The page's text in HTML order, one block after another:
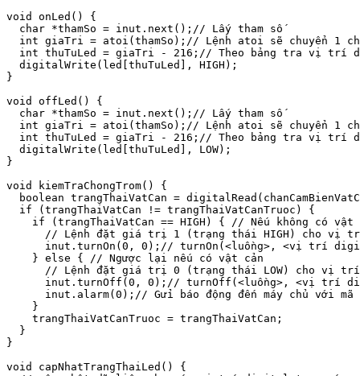
void onLed() {
  char *thamSo = inut.next();// Lấy tham số
int giaTri = atoi(thamSo);// Lệnh atoi sẽ chuyển 1
int thuTuLed = giaTri - 216;// Theo bảng tra vị trí
  digitalWrite(led[thuTuLed], HIGH);
}
void offLed() {
  char *thamSo = inut.next();// Lấy tham số
int giaTri = atoi(thamSo);// Lệnh atoi sẽ chuyển 1
int thuTuLed = giaTri - 216;// Theo bảng tra vị trí
  digitalWrite(led[thuTuLed], LOW);
}
void kiemTraChongTrom() {
boolean trangThaiVatCan =
  if (trangThaiVatCan != trangThaiVatCanTruoc) {
if (trangThaiVatCan == HIGH) { // Nếu không có
// Lệnh đặt giá trị 1 (trạng thái HIGH) cho vị
inut.turnOn(0, 0);// turnOn(<luồng>, <vị trí
    } else { // Ngược lại nếu có vật cản
// Lệnh đặt giá trị 0 (trạng thái LOW) cho vị
inut.turnOff(0, 0);// turnOff(<luồng>, <vị trí
inut.alarm(0);// Gửi báo động đến máy chủ với mã
    }
    trangThaiVatCanTruoc = trangThaiVatCan;
  }
}
void capNhatTrangThaiLed() {